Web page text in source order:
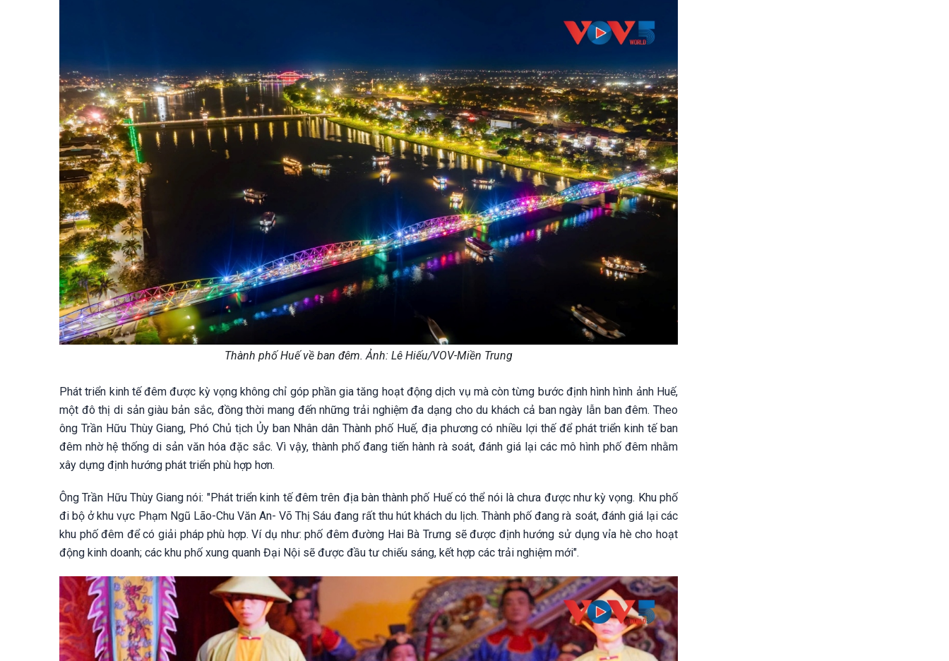
Thành phố Huế về ban đêm. Ảnh: Lê Hiếu/VOV-Miền Trung
Phát triển kinh tế đêm được kỳ vọng không chỉ góp phần gia tăng hoạt động dịch vụ mà còn từng bước định hình hình ảnh Huế,
một đô thị di sản giàu bản sắc, đồng thời mang đến những trải nghiệm đa dạng cho du khách cả ban ngày lẫn ban đêm. Theo
ông Trần Hữu Thùy Giang, Phó Chủ tịch Ủy ban Nhân dân Thành phố Huế, địa phương có nhiều lợi thế để phát triển kinh tế ban
đêm nhờ hệ thống di sản văn hóa đặc sắc. Vì vậy, thành phố đang tiến hành rà soát, đánh giá lại các mô hình phố đêm nhằm
xây dựng định hướng phát triển phù hợp hơn.
Ông Trần Hữu Thùy Giang nói: "Phát triển kinh tế đêm trên địa bàn thành phố Huế có thể nói là chưa được như kỳ vọng. Khu phố
đi bộ ở khu vực Phạm Ngũ Lão-Chu Văn An- Võ Thị Sáu đang rất thu hút khách du lịch. Thành phố đang rà soát, đánh giá lại các
khu phố đêm để có giải pháp phù hợp. Ví dụ như: phố đêm đường Hai Bà Trưng sẽ được định hướng sử dụng vỉa hè cho hoạt
động kinh doanh; các khu phố xung quanh Đại Nội sẽ được đầu tư chiếu sáng, kết hợp các trải nghiệm mới".